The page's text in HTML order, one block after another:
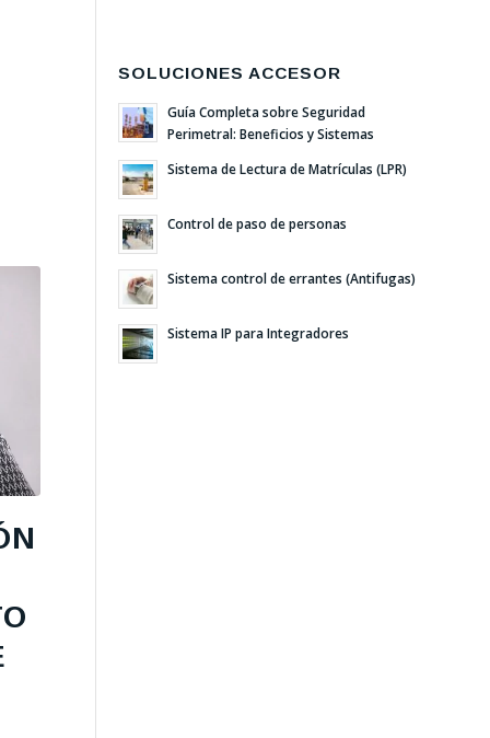
SOLUCIONES ACCESOR
Guía Completa sobre Seguridad
Perimetral: Beneficios y Sistemas
Sistema de Lectura de Matrículas (LPR)
Control de paso de personas
Sistema control de errantes (Antifugas)
Sistema IP para Integradores